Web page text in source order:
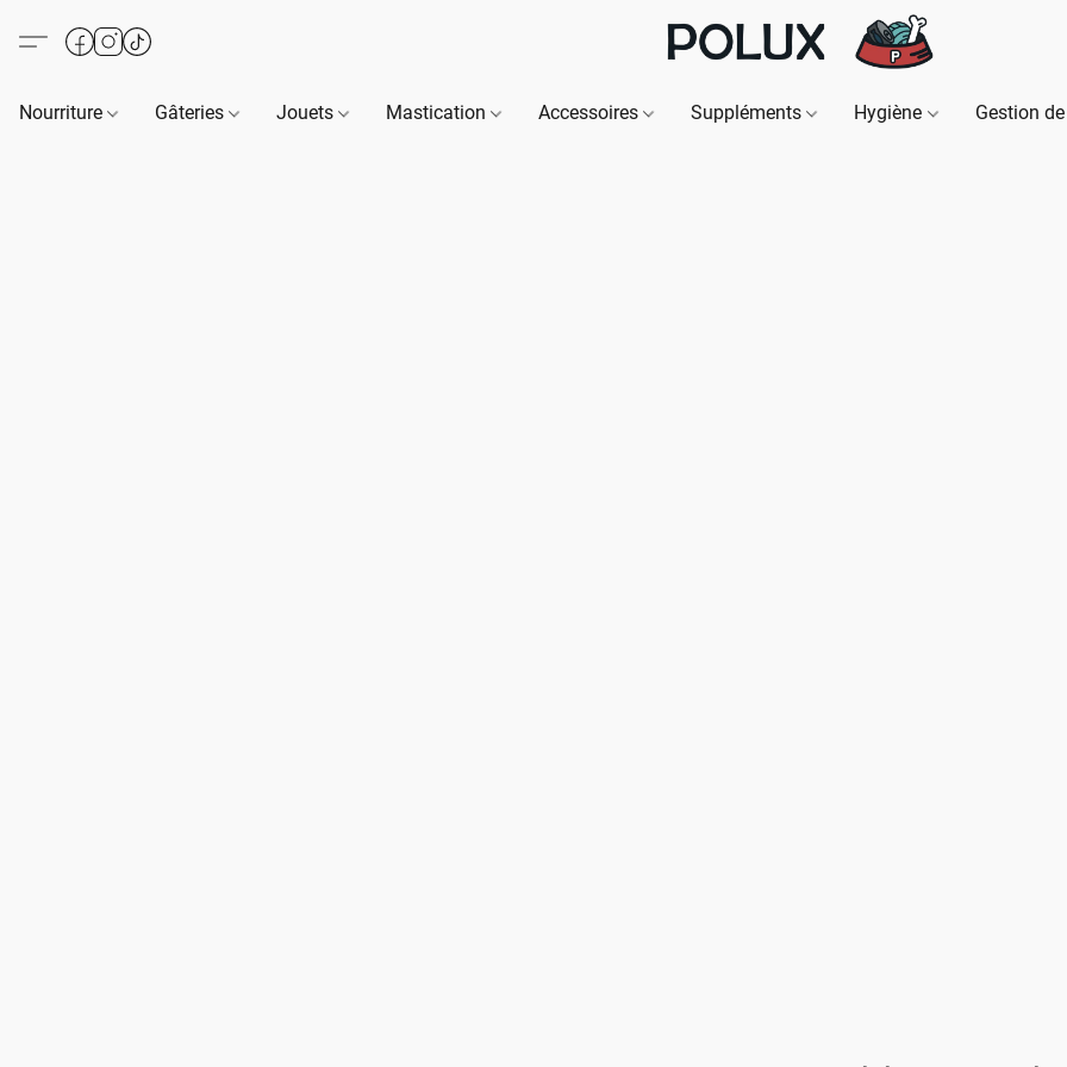
Nourriture Gâteries Jouets Mastication Accessoires Suppléments Hygiène Gestion